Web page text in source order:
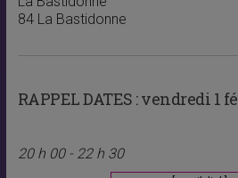
84 La Bastidonne
RAPPEL DATES :vendredi 1
20 h 00 - 22 h 30